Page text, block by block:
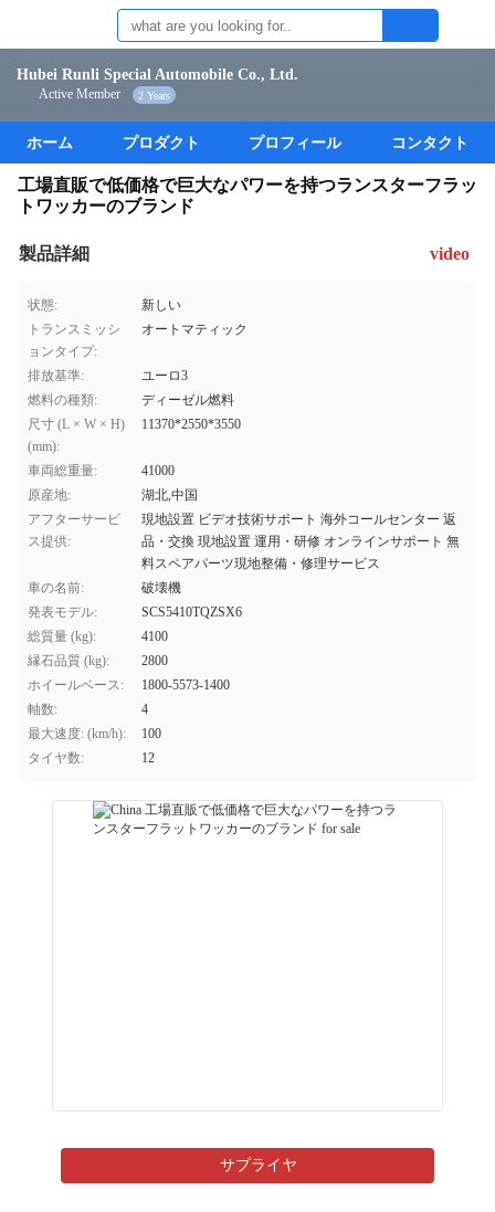
Hubei Runli Special Automobile Co., Ltd.
Active Member 2 Years
ホーム プロダクト プロフィール コンタクト
工場直販で低価格で巨大なパワーを持つランスターフラッ
トワッカーのブランド
製品詳細 video
状態:
新しい
トランスミッシ
ョンタイプ:
オートマティック
排放基準:
ユーロ3
燃料の種類:
ディーゼル燃料
尺寸 (L × W × H)
(mm):
11370*2550*3550
車両総重量:
41000
原産地:
湖北,中国
アフターサービ
ス提供:
現地設置 ビデオ技術サポート 海外コールセンター 返
品・交換 現地設置 運用・研修 オンラインサポート 無
料スペアパーツ現地整備・修理サービス
車の名前:
破壊機
発表モデル:
SCS5410TQZSX6
総質量 (kg):
4100
縁石品質 (kg):
2800
ホイールベース:
1800-5573-1400
軸数:
4
最大速度: (km/h):
100
タイヤ数:
12
サプライヤ